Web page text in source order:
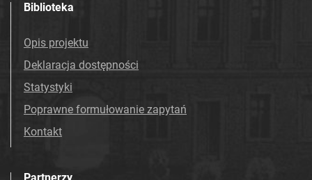
Biblioteka
Opis projektu
Deklaracja dostępności
Statystyki
Poprawne formułowanie zapytań
Kontakt